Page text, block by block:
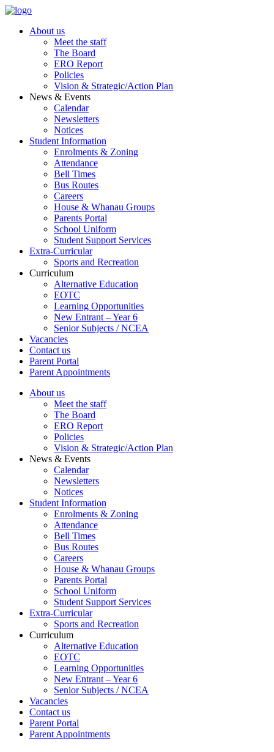
Skip
contentAbout us
Meet the staff
The Board
ERO Report
Policies
Vision & Strategic/Action Plan
News & Events
Calendar
Newsletters
Notices
Student Information
Enrolments & Zoning
Attendance
Bell Times
Bus Routes
Careers
House & Whanau Groups
Parents Portal
School Uniform
Student Support Services
Extra-Curricular
Sports and Recreation
Curriculum
Alternative Education
EOTC
Learning Opportunities
New Entrant – Year 6
Senior Subjects / NCEA
Vacancies
Contact us
Parent Portal
Parent Appointments
About us
Meet the staff
The Board
ERO Report
Policies
Vision & Strategic/Action Plan
News & Events
Calendar
Newsletters
Notices
Student Information
Enrolments & Zoning
Attendance
Bell Times
Bus Routes
Careers
House & Whanau Groups
Parents Portal
School Uniform
Student Support Services
Extra-Curricular
Sports and Recreation
Curriculum
Alternative Education
EOTC
Learning Opportunities
New Entrant – Year 6
Senior Subjects / NCEA
Vacancies
Contact us
Parent Portal
Parent Appointments